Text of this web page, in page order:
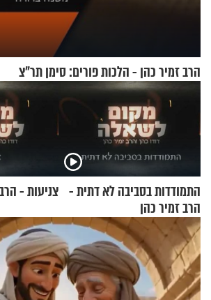
הרב זמיר כהן - הלכות פורים: סימן תר"צ
התמודדות בסביבה לא דתית -
הרב זמיר כהן
צניעות -